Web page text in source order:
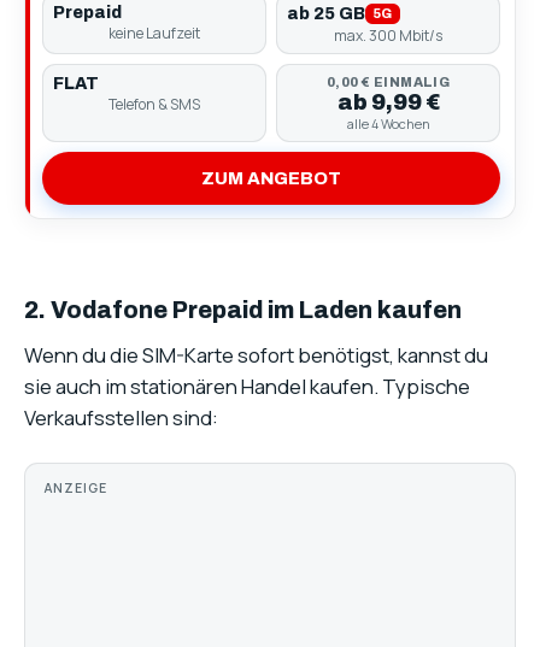
Prepaid
keine Laufzeit
ab 25 GB 5G
max. 300 Mbit/s
FLAT
Telefon & SMS
0,00 € EINMALIG
ab 9,99 €
alle 4 Wochen
ZUM ANGEBOT
2. Vodafone Prepaid im Laden kaufen
Wenn du die SIM-Karte sofort benötigst, kannst du
sie auch im stationären Handel kaufen. Typische
Verkaufsstellen sind:
ANZEIGE